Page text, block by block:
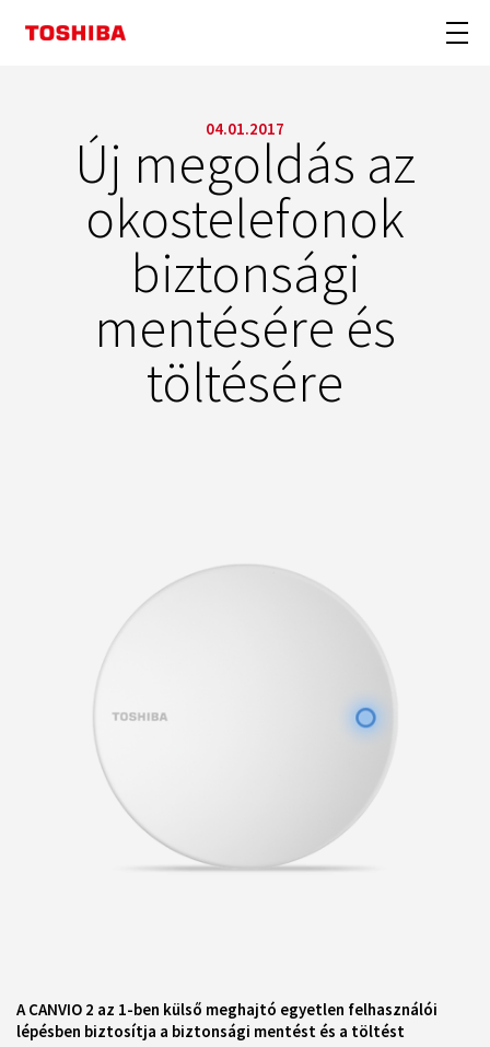
04.01.2017
Új megoldás az
okostelefonok
biztonsági
mentésére és
töltésére
A CANVIO 2 az 1-ben külső meghajtó egyetlen felhasználói
lépésben biztosítja a biztonsági mentést és a töltést